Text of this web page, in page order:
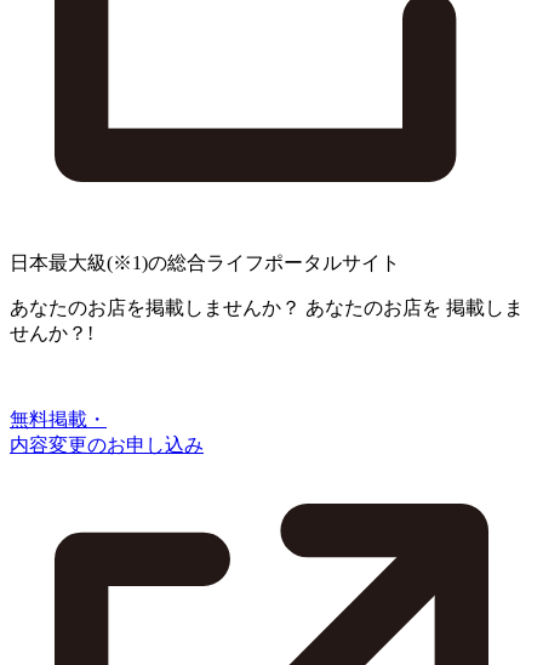
日本最大級(※1)の総合ライフポータルサイト
あなたのお店を掲載しませんか？ あなたのお店を 掲載しま
せんか？!
無料掲載・
内容変更のお申し込み